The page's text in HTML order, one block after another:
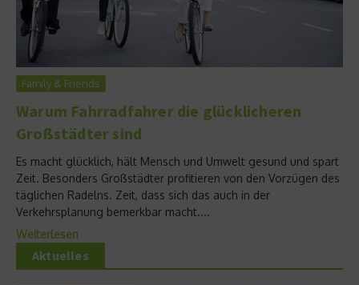
Family & Friends
Warum Fahrradfahrer die glücklicheren
Großstädter sind
Es macht glücklich, hält Mensch und Umwelt gesund und spart
Zeit. Besonders Großstädter profitieren von den Vorzügen des
täglichen Radelns. Zeit, dass sich das auch in der
Verkehrsplanung bemerkbar macht....
Weiterlesen
Aktuelles